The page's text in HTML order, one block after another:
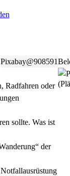
Pixabay@908591
Radfahren oder
sollte. Was ist
der